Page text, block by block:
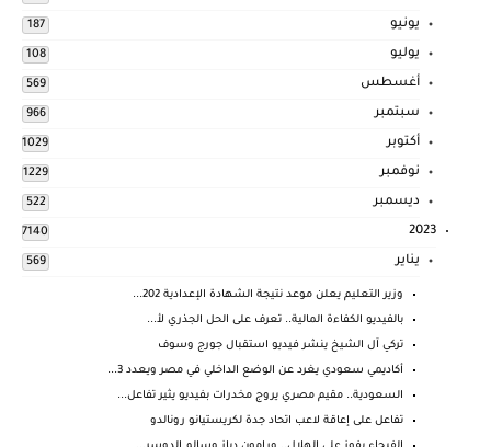
يونيو 187
يوليو 108
أغسطس 569
سبتمبر 966
أكتوبر 1029
نوفمبر 1229
ديسمبر 522
2023
7140
يناير 569
وزير التعليم يعلن موعد نتيجة الشهادة الإعدادية 202...
بالفيديو الكفاءة المالية.. تعرف على الحل الجذري لأ...
تركي آل الشيخ ينشر فيديو استقبال جورج وسوف
أكاديمي سعودي يغرد عن الوضع الداخلي في مصر ويعدد 3...
السعودية.. مقيم مصري يروج مخدرات بفيديو يثير تفاعل...
تفاعل على إعاقة لاعب اتحاد جدة لكريستيانو رونالدو